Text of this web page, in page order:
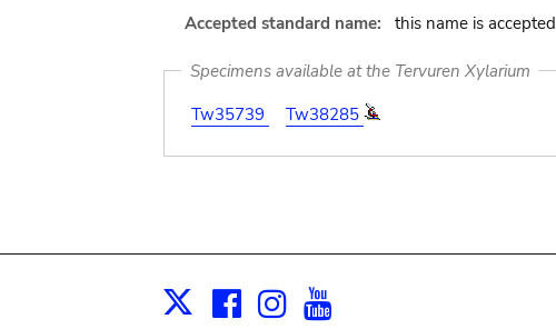
Accepted standard name:
this name is accepted
Specimens available at the Tervuren Xylarium
Tw35739
Tw38285
X Facebook
Instagram